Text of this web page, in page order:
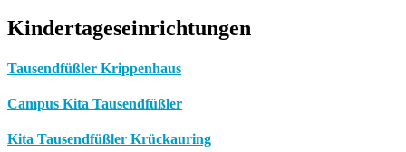
Kindertageseinrichtungen
Tausendfüßler Krippenhaus
Campus Kita Tausendfüßler
Kita Tausendfüßler Krückauring